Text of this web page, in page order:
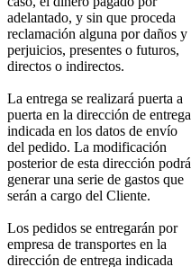
adelantado, y sin que proceda
reclamación alguna por daños y
perjuicios, presentes o futuros,
directos o indirectos.
La entrega se realizará puerta a
puerta en la dirección de entrega
indicada en los datos de envío
del pedido. La modificación
posterior de esta dirección podrá
generar una serie de gastos que
serán a cargo del Cliente.
Los pedidos se entregarán por
empresa de transportes en la
dirección de entrega indicada